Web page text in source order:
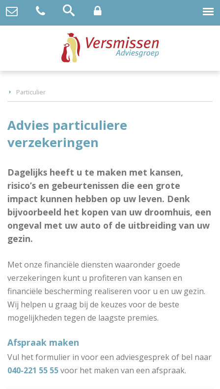
Particulier
Advies particuliere
verzekeringen
Dagelijks heeft u te maken met kansen,
risico’s en gebeurtenissen die een grote
impact kunnen hebben op uw leven. Denk
bijvoorbeeld het kopen van uw droomhuis, een
ongeval met uw auto of de uitbreiding van uw
gezin.
Met onze financiële diensten waaronder goede
verzekeringen kunt u profiteren van kansen en
financiële bescherming realiseren voor u en uw gezin.
Wij helpen u graag bij de keuzes voor de beste
mogelijkheden tegen de laagste premies.
Afspraak maken
Vul het formulier in voor een adviesgesprek of bel naar
040-221 55 55voor het maken van een afspraak.